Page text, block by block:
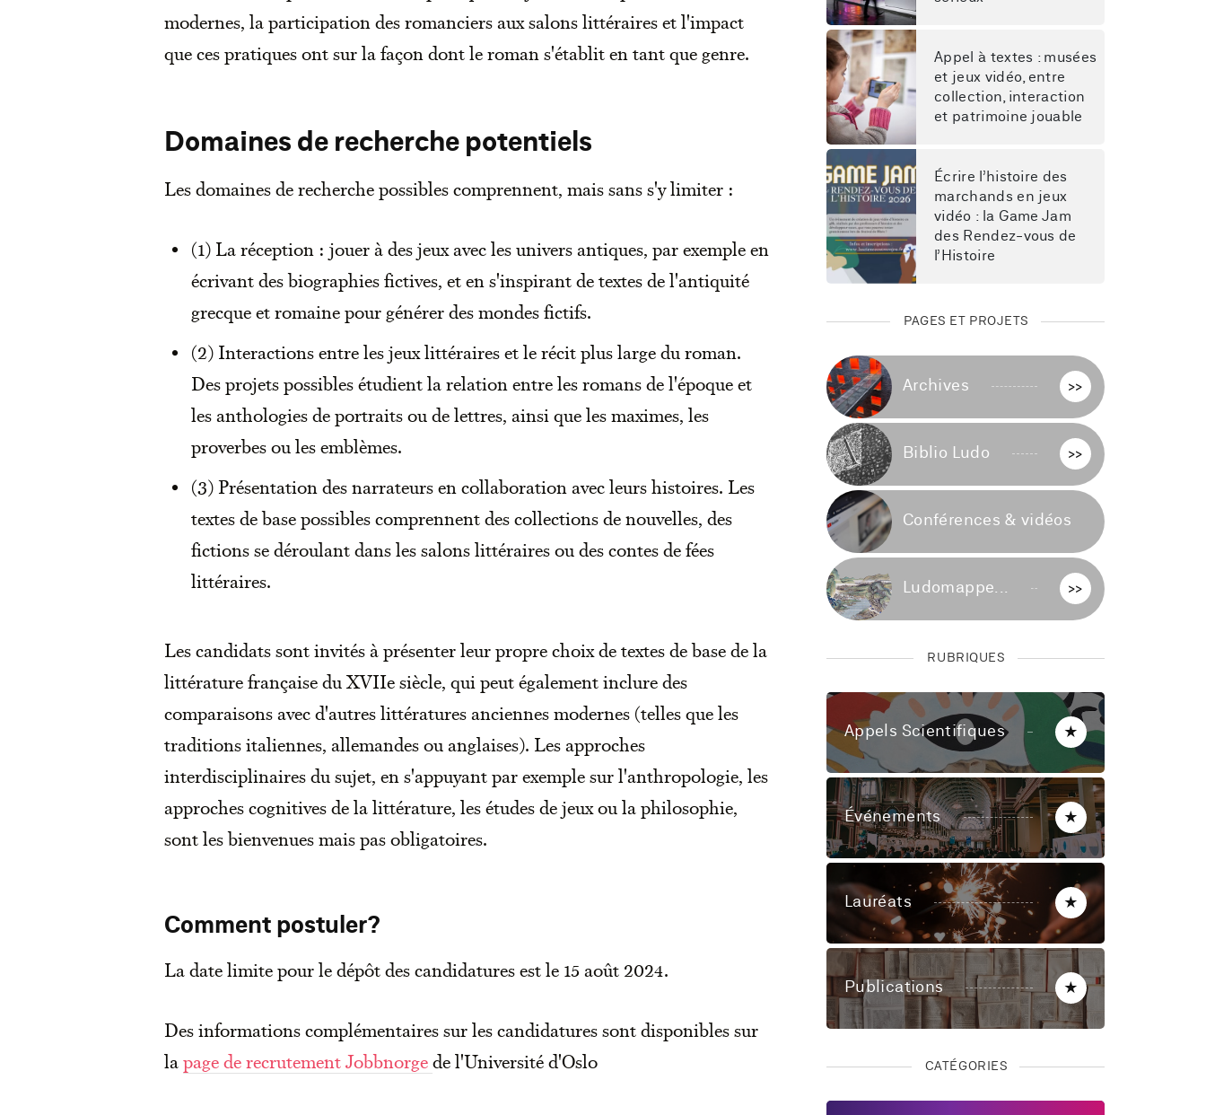
modernes, la participation des romanciers aux salons littéraires et l'impact
que ces pratiques ont sur la façon dont le roman s'établit en tant que genre.
Domaines de recherche potentiels
Les domaines de recherche possibles comprennent, mais sans s'y limiter :
(1) La réception : jouer à des jeux avec les univers antiques, par exemple en
écrivant des biographies fictives, et en s'inspirant de textes de l'antiquité
grecque et romaine pour générer des mondes fictifs.
(2) Interactions entre les jeux littéraires et le récit plus large du roman.
Des projets possibles étudient la relation entre les romans de l'époque et
les anthologies de portraits ou de lettres, ainsi que les maximes, les
proverbes ou les emblèmes.
(3) Présentation des narrateurs en collaboration avec leurs histoires. Les
textes de base possibles comprennent des collections de nouvelles, des
fictions se déroulant dans les salons littéraires ou des contes de fées
littéraires.
Les candidats sont invités à présenter leur propre choix de textes de base de la
littérature française du XVIIe siècle, qui peut également inclure des
comparaisons avec d'autres littératures anciennes modernes (telles que les
traditions italiennes, allemandes ou anglaises). Les approches
interdisciplinaires du sujet, en s'appuyant par exemple sur l'anthropologie, les
approches cognitives de la littérature, les études de jeux ou la philosophie,
sont les bienvenues mais pas obligatoires.
Comment postuler?
La date limite pour le dépôt des candidatures est le 15 août 2024.
Des informations complémentaires sur les candidatures sont disponibles sur
lapage de recrutement Jobbnorgede l'Université d'Oslo
Appel à textes : musées
et jeux vidéo, entre
collection, interaction
et patrimoine jouable
Écrire l’histoire des
marchands en jeux
vidéo : la Game Jam
des Rendez-vous de
l’Histoire
PAGES ET PROJETS
Archives >>
Biblio Ludo >>
Conférences & vidéos
Ludomappe... >>
RUBRIQUES
Appels Scientifiques ★
Événements ★
Lauréats ★
Publications ★
CATÉGORIES